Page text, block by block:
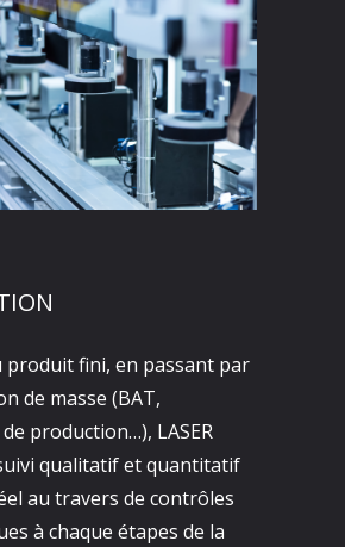
produit fini, en passant par
de masse (BAT,
production…), LASER
qualitatif et quantitatif
au travers de contrôles
à chaque étapes de la